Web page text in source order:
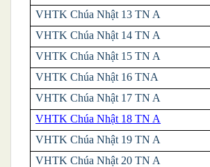
VHTK Chúa Nhật 13 TN A
VHTK Chúa Nhật 14 TN A
VHTK Chúa Nhật 15 TN A
VHTK Chúa Nhật 16 TNA
VHTK Chúa Nhật 17 TN A
VHTKChúa Nhật 18 TN A
VHTK Chúa Nhật 19 TN A
VHTK Chúa Nhật 20 TN A